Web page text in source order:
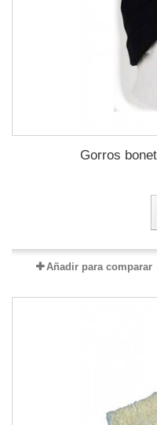
Gorros
Añadir para comparar